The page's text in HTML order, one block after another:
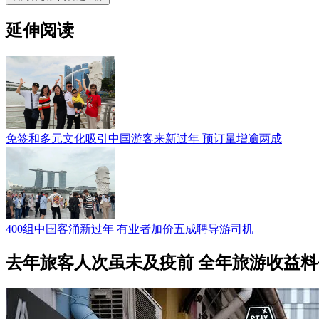
延伸阅读
免签和多元文化吸引中国游客来新过年 预订量增逾两成
400组中国客涌新过年 有业者加价五成聘导游司机
去年旅客人次虽未及疫前 全年旅游收益